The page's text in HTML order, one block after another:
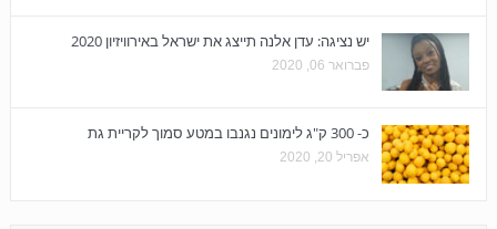
יש נציגה: עדן אלנה תייצג את ישראל באירוויזיון 2020
פברואר 06, 2020
כ- 300 ק"ג לימונים נגנבו במטע סמוך לקריית גת
אפריל 20, 2020